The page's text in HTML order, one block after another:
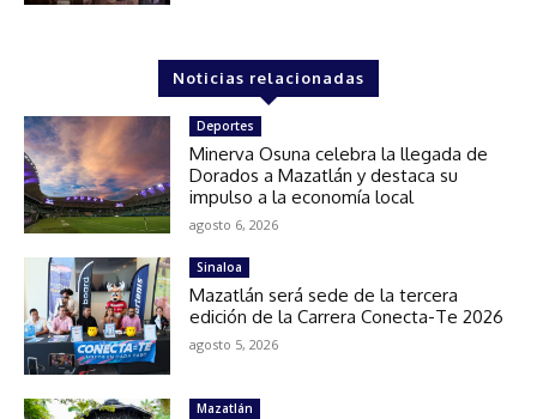
Noticias relacionadas
Deportes
Minerva Osuna celebra la llegada de
Dorados a Mazatlán y destaca su
impulso a la economía local
agosto 6, 2026
Sinaloa
Mazatlán será sede de la tercera
edición de la Carrera Conecta-Te 2026
agosto 5, 2026
Mazatlán